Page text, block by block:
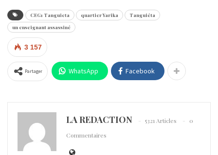
CEG1 Tanguieta quartier Yarika
Tanguiéta
un enseignant assassiné
3 157
Partager WhatsApp Facebook
LA REDACTION 5321 Articles
0
Commentaires